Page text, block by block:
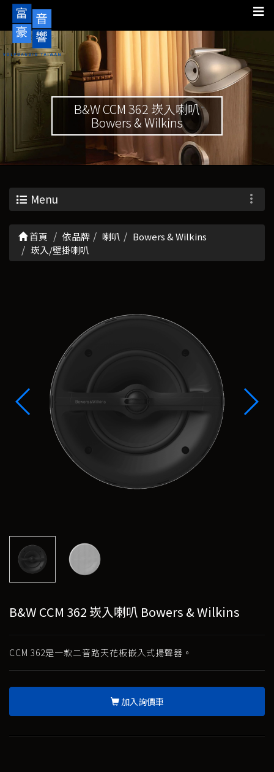
B&W CCM 362 崁入喇叭
Bowers & Wilkins
Menu
首頁 依品牌 喇叭
Bowers & Wilkins
崁入/壁掛喇叭
B&W CCM 362 崁入喇叭 Bowers & Wilkins
CCM 362是一款二音路天花板嵌入式揚聲器。
加入詢價車